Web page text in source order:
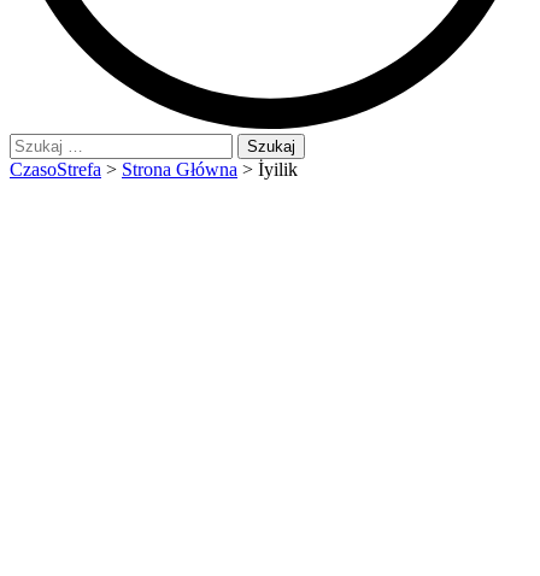
Szukaj:
CzasoStrefa > Strona Główna > İyilik